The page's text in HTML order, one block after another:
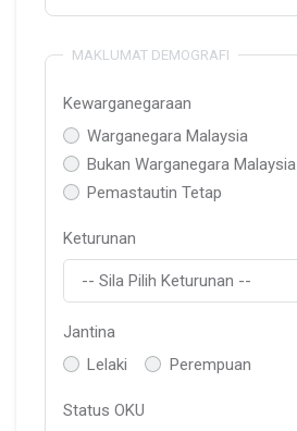
MAKLUMAT DEMOGRAFI
Kewarganegaraan
Warganegara Malaysia
Bukan Warganegara Malaysia
Pemastautin Tetap
Keturunan
Jantina
Lelaki
Perempuan
Status OKU